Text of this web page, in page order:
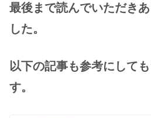
最後まで読んでいただき
した。
以下の記事も参考にして
す。